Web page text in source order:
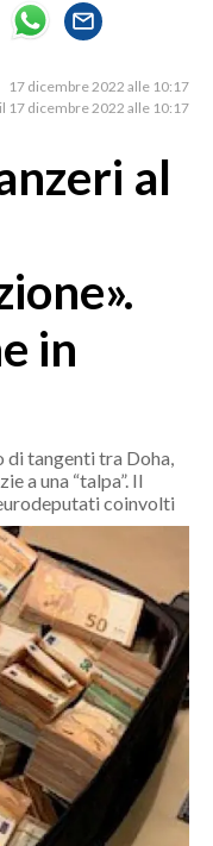
17 dicembre 2022 alle 10:17
17 dicembre 2022 alle 10:17
al
in
di tangenti tra Doha,
a una “talpa”. Il
coinvolti